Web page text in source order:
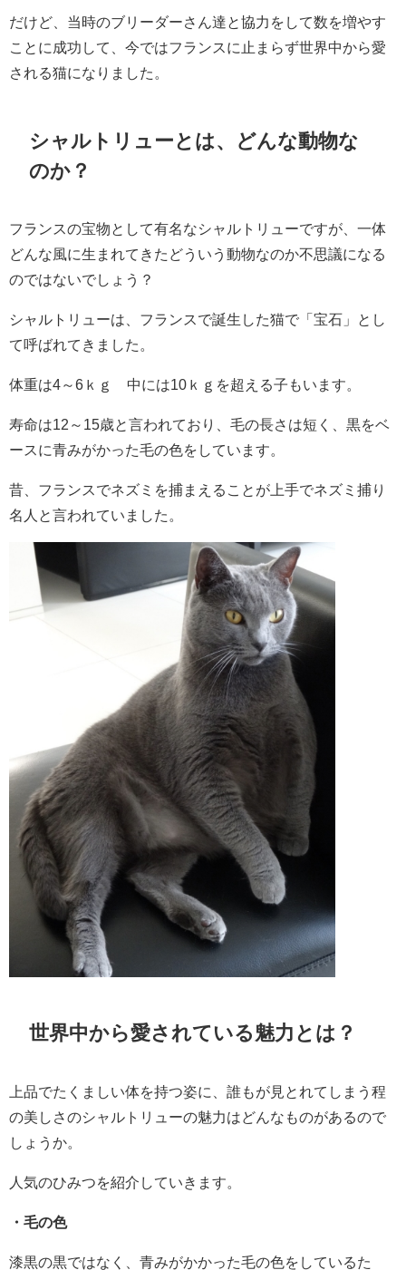
だけど、当時のブリーダーさん達と協力をして数を増やす
ことに成功して、今ではフランスに止まらず世界中から愛
される猫になりました。
シャルトリューとは、どんな動物な
のか？
フランスの宝物として有名なシャルトリューですが、一体
どんな風に生まれてきたどういう動物なのか不思議になる
のではないでしょう？
シャルトリューは、フランスで誕生した猫で「宝石」とし
て呼ばれてきました。
体重は4～6ｋｇ 中には10ｋｇを超える子もいます。
寿命は12～15歳と言われており、毛の長さは短く、黒をベ
ースに青みがかった毛の色をしています。
昔、フランスでネズミを捕まえることが上手でネズミ捕り
名人と言われていました。
世界中から愛されている魅力とは？
上品でたくましい体を持つ姿に、誰もが見とれてしまう程
の美しさのシャルトリューの魅力はどんなものがあるので
しょうか。
人気のひみつを紹介していきます。
・毛の色
漆黒の黒ではなく、青みがかかった毛の色をしているた